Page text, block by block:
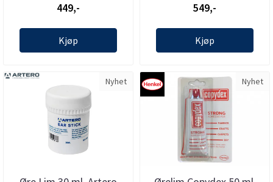
449,-
Kjøp
549,-
Kjøp
Nyhet Nyhet